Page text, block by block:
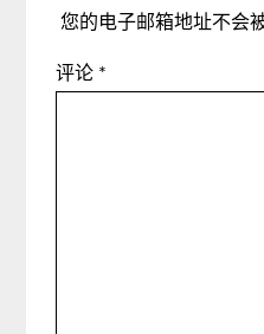
您的电子邮箱地址不会
评论 *